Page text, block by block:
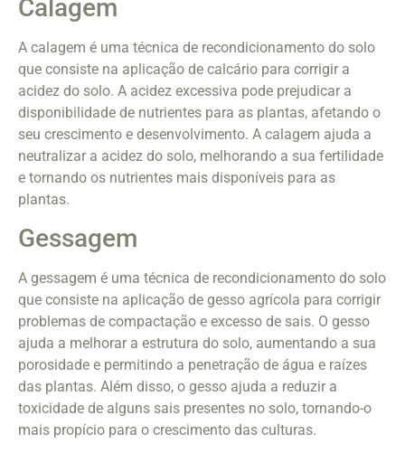
Calagem
A calagem é uma técnica de recondicionamento do solo
que consiste na aplicação de calcário para corrigir a
acidez do solo. A acidez excessiva pode prejudicar a
disponibilidade de nutrientes para as plantas, afetando o
seu crescimento e desenvolvimento. A calagem ajuda a
neutralizar a acidez do solo, melhorando a sua fertilidade
e tornando os nutrientes mais disponíveis para as
plantas.
Gessagem
A gessagem é uma técnica de recondicionamento do solo
que consiste na aplicação de gesso agrícola para corrigir
problemas de compactação e excesso de sais. O gesso
ajuda a melhorar a estrutura do solo, aumentando a sua
porosidade e permitindo a penetração de água e raízes
das plantas. Além disso, o gesso ajuda a reduzir a
toxicidade de alguns sais presentes no solo, tornando-o
mais propício para o crescimento das culturas.